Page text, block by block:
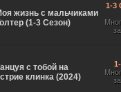
жизнь с мальчиками
(1-3 Сезон)
1-3
с тобой на
клинка (2024)